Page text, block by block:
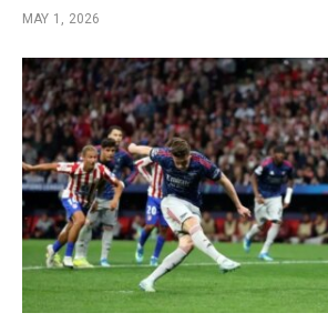
MAY 1, 2026